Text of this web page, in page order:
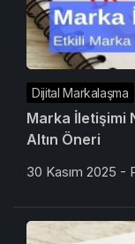
Dijital Markalaşma
Marka İletişimi
Altın Öneri
30 Kasım 2025 -